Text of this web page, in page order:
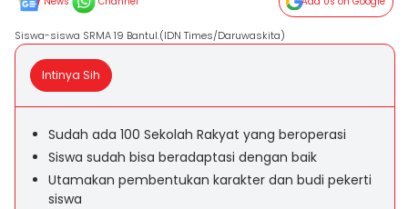
Siswa-siswa SRMA 19 Bantul.(IDN Times/Daruwaskita)
Intinya Sih
Sudah ada 100 Sekolah Rakyat yang beroperasi
Siswa sudah bisa beradaptasi dengan baik
Utamakan pembentukan karakter dan budi pekerti
siswa